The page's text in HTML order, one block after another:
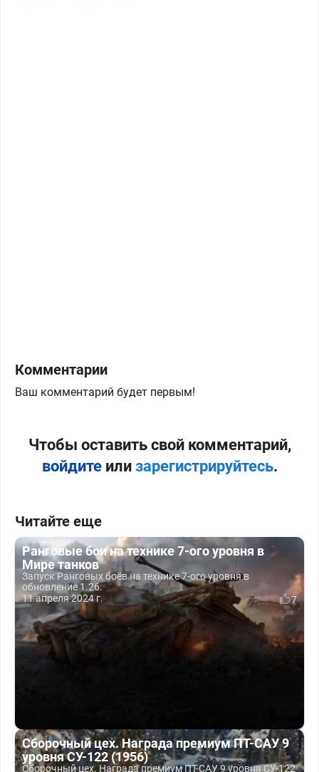
Комментарии
Ваш комментарий будет первым!
Чтобы оставить свой комментарий,
войдитеили зарегистрируйтесь.
Читайте еще
Ранговые бои на технике 7-ого уровня в
Мире танков
Запуск Ранговых боёв на технике 7-ого уровня в
обновление 1.26.
11 апреля 2024 г.
7
Сборочный цех. Награда премиум ПТ-САУ 9
уровня СУ-122 (1956)
Сборочный цех. Награда премиум ПТ-САУ 9 уровня СУ-122